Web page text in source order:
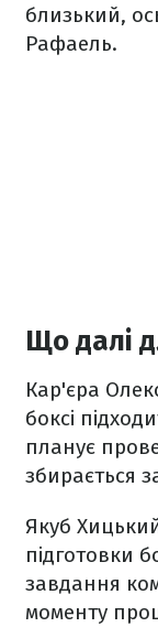
близький,
Рафаель.
Що далі
Кар'єра
боксі
планує
збирається
Якуб
підготовки
завдання
моменту